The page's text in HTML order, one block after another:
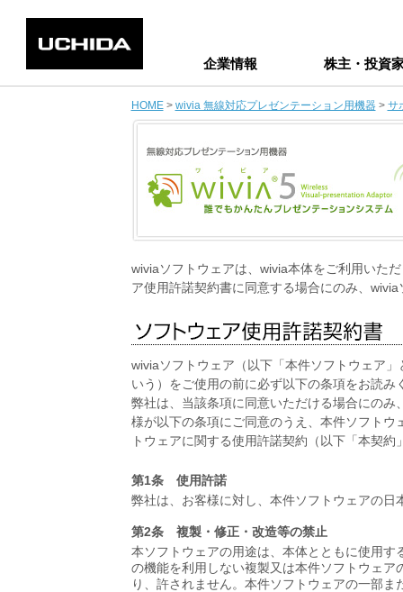
企業情報 株主・投資
HOME> wivia 無線対応プレゼンテーション用機器> サ
wiviaソフトウェアは、wivia本体をご利用いた
ア使用許諾契約書に同意する場合にのみ、
wiviaソフトウェア（以下「本件ソフトウェア
いう）をご使用の前に必ず以下の条項をお読み
弊社は、当該条項に同意いただける場合にの
様が以下の条項にご同意のうえ、本件ソフト
トウェアに関する使用許諾契約（以下「本契
第1条 使用許諾
弊社は、お客様に対し、本件ソフトウェアの
第2条 複製・修正・改造等の禁止
本ソフトウェアの用途は、本体とともに使用
の機能を利用しない複製又は本件ソフトウェ
り、許されません。本件ソフトウェアの一部